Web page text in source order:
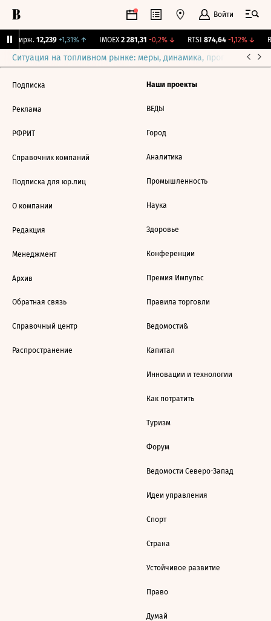
Войти
Бирж. 12,239 +1,31%↑ IMOEX 2 281,31 -0,2%↓ RTSI 874,64 -1,12%↓
Ситуация на топливном рынке: меры, динамика, прогнозы
Подписка
Реклама
РФРИТ
Справочник компаний
Подписка для юр.лиц
О компании
Редакция
Менеджмент
Архив
Обратная связь
Справочный центр
Распространение
Наши проекты
ВЕДЫ
Город
Аналитика
Промышленность
Наука
Здоровье
Конференции
Премия Импульс
Правила торговли
Ведомости&
Капитал
Инновации и технологии
Как потратить
Туризм
Форум
Ведомости Северо-Запад
Идеи управления
Спорт
Страна
Устойчивое развитие
Право
Думай